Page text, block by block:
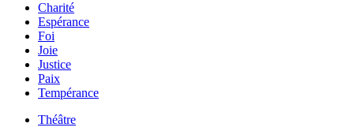
Charité
Espérance
Foi
Joie
Justice
Paix
Tempérance
Théâtre